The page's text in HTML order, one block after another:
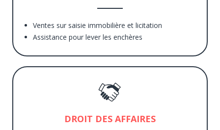
Ventes sur saisie immobilière et licitation
Assistance pour lever les enchères
DROIT DES AFFAIRES